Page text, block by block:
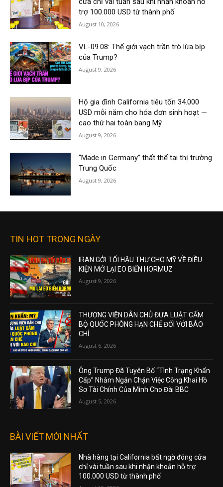
trợ 100.000 USD từ thành phố
August 10, 2026
VL-09.08: Thế giới vạch trần trò lừa bịp
của Trump?
August 9, 2026
Hộ gia đình California tiêu tốn 34.000
USD mỗi năm cho hóa đơn sinh hoạt —
cao thứ hai toàn bang Mỹ
August 9, 2026
“Made in Germany” thất thế tại thị trường
Trung Quốc
August 9, 2026
TIN HOT TRONG NGÀY
IRAN GỞI TỐI HẬU THƯ CHO MỸ VỀ ĐIỀU
KIỆN MỞ LẠI EO BIỂN HORMUZ
August 9, 2026
THƯỢNG VIỆN DÂN CHỦ ĐƯA LUẬT CẤM
BỘ QUỐC PHÒNG HẠN CHẾ ĐỐI VỚI BÁO
CHÍ
August 6, 2026
Ông Trump Đã Tuyên Bố “Tình Trạng Khẩn
Cấp” Nhằm Ngăn Chặn Việc Công Khai Hồ
Sơ Tài Chính Của Mình Cho Đài BBC
August 5, 2026
BÀI VIẾT MỚI NHẤT
Nhà hàng tại California bất ngờ đóng cửa
chỉ vài tuần sau khi nhận khoản hỗ trợ
100.000 USD từ thành phố